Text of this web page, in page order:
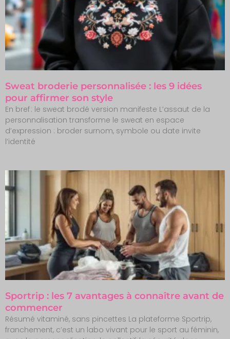
Sweat broderie personnalisée : les 9 idées
pour affirmer son style
En bref : le sweat brodé version manifeste L’assaut de la
personnalisation transforme le sweat en espace
d’expression : broder surnom, symbole ou date invite
l’identité
Sportrip : les 7 avantages à connaître avant de
commencer
Résumé vitaminé, sans pincettes La plateforme Sportrip,
franchement, c’est un labo vivant pour le sport au féminin,